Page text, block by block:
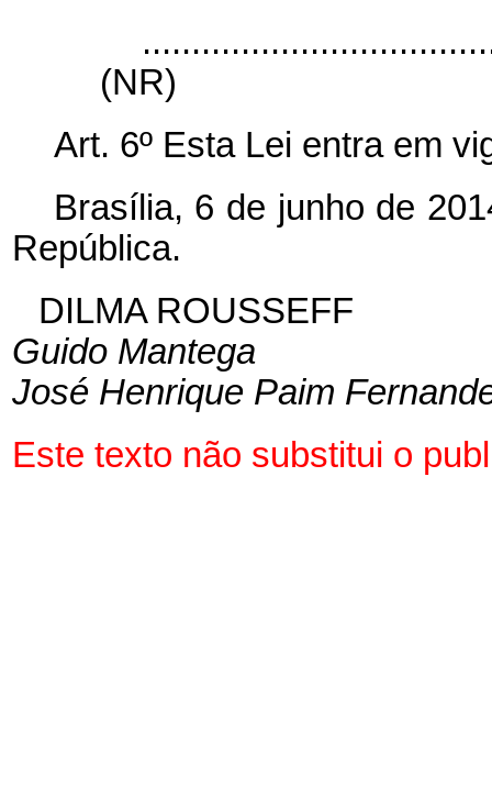
(NR)
Art. 6º Esta Lei entra em
Brasília, 6 de junho de
República.
DILMA ROUSSEFF
Guido Mantega
José Henrique Paim
Este texto não substitui o